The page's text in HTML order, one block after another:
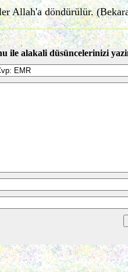
Allah'a döndürülür.
ile alakali düsüncelerinizi